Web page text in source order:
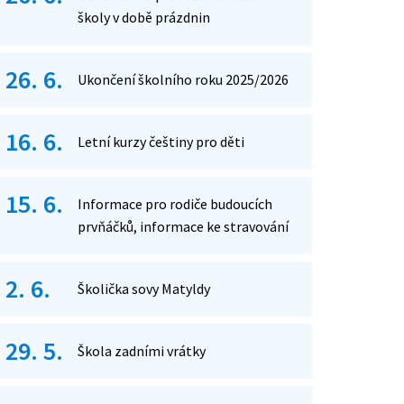
školy v době prázdnin
26. 6. Ukončení školního roku 2025/2026
16. 6. Letní kurzy češtiny pro děti
15. 6.
Informace pro rodiče budoucích
prvňáčků, informace ke stravování
2. 6. Školička sovy Matyldy
29. 5. Škola zadními vrátky